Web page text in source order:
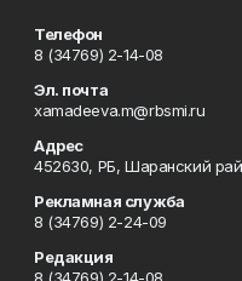
Телефон
8 (34769) 2-14-08
Эл. почта
xamadeeva.m@rbsmi.ru
Адрес
452630, РБ, Шаранский
Рекламная служба
8 (34769) 2-24-09
Редакция